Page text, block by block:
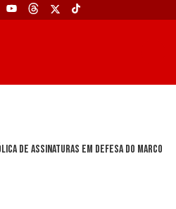
de assinaturas em defesa do Marco